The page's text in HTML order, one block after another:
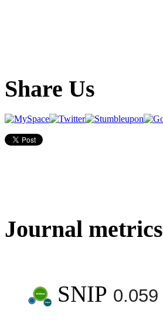
Share Us
Journal metrics
SNIP 0.059